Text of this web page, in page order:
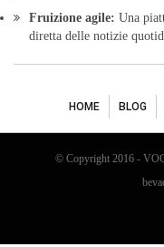
Fruizione agile: Una
diretta delle notizie
HOME BLOG
© Copyright 2016 -